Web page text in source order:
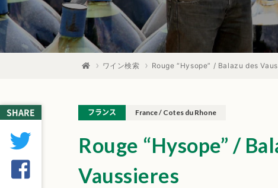
ワイン検索 Rouge “Hysope” / Balazu des
SHARE
Rouge “Hysope” /
Vaussieres
フランス France / Cotes du Rhone